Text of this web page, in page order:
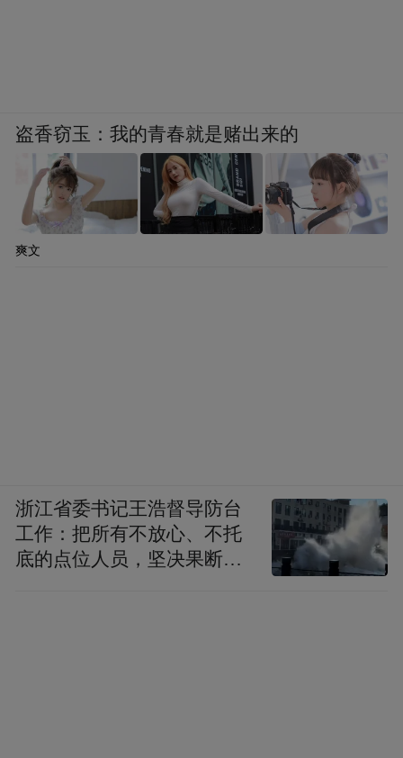
盗香窃玉：我的青春就是赌出来的
爽文
浙江省委书记王浩督导防台
工作：把所有不放心、不托
底的点位人员，坚决果断转